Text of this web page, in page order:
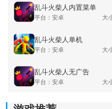
很神奇。
摧毁所有敌人。
3、支持2-4位玩家本地或在
式体验。
乱斗火柴人内置菜单
平台：安卓 大
乱斗火柴人单机
平台：安卓 大
乱斗火柴人无广告
平台：安卓 大